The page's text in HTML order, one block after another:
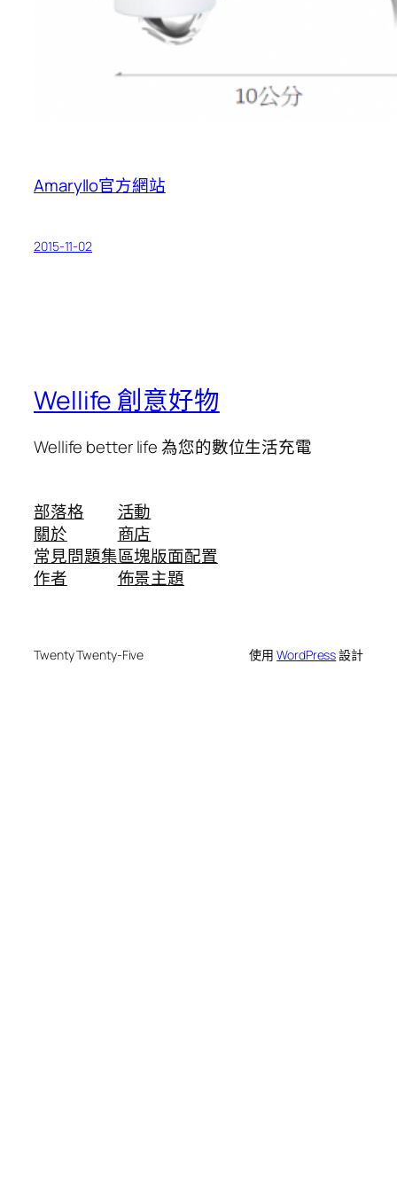
Amaryllo官方網站
2015-11-02
Wellife 創意好物
Wellife better life 為您的數位生活充電
部落格
關於
常見問題集
作者
活動
商店
區塊版面配置
佈景主題
Twenty Twenty-Five 使用WordPress設計